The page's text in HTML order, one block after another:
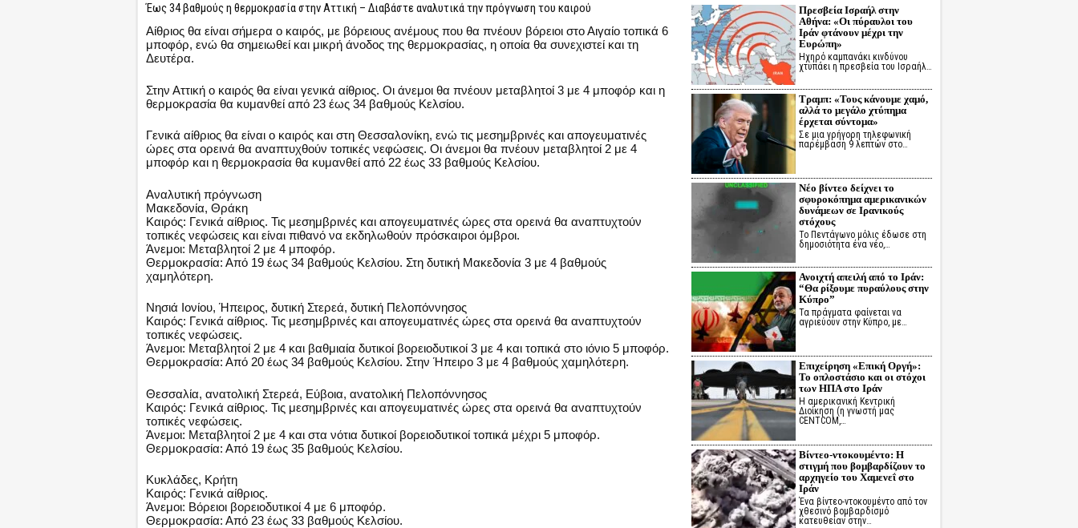
Έως 34 βαθμούς η θερμοκρασία στην Αττική – Διαβάστε αναλυτικά την πρόγνωση του καιρού
Αίθριος θα είναι σήμερα ο καιρός, με βόρειους ανέμους που θα πνέουν βόρειοι στο Αιγαίο τοπικά 6
μποφόρ, ενώ θα σημειωθεί και μικρή άνοδος της θερμοκρασίας, η οποία θα συνεχιστεί και τη
Δευτέρα.
Στην Αττική ο καιρός θα είναι γενικά αίθριος. Οι άνεμοι θα πνέουν μεταβλητοί 3 με 4 μποφόρ και η
θερμοκρασία θα κυμανθεί από 23 έως 34 βαθμούς Κελσίου.
Γενικά αίθριος θα είναι ο καιρός και στη Θεσσαλονίκη, ενώ τις μεσημβρινές και απογευματινές
ώρες στα ορεινά θα αναπτυχθούν τοπικές νεφώσεις. Οι άνεμοι θα πνέουν μεταβλητοί 2 με 4
μποφόρ και η θερμοκρασία θα κυμανθεί από 22 έως 33 βαθμούς Κελσίου.
Αναλυτική πρόγνωση
Μακεδονία, Θράκη
Καιρός: Γενικά αίθριος. Τις μεσημβρινές και απογευματινές ώρες στα ορεινά θα αναπτυχτούν
τοπικές νεφώσεις και είναι πιθανό να εκδηλωθούν πρόσκαιροι όμβροι.
Άνεμοι: Μεταβλητοί 2 με 4 μποφόρ.
Θερμοκρασία: Από 19 έως 34 βαθμούς Κελσίου. Στη δυτική Μακεδονία 3 με 4 βαθμούς
χαμηλότερη.
Νησιά Ιονίου, Ήπειρος, δυτική Στερεά, δυτική Πελοπόννησος
Καιρός: Γενικά αίθριος. Τις μεσημβρινές και απογευματινές ώρες στα ορεινά θα αναπτυχτούν
τοπικές νεφώσεις.
Άνεμοι: Μεταβλητοί 2 με 4 και βαθμιαία δυτικοί βορειοδυτικοί 3 με 4 και τοπικά στο ιόνιο 5 μποφόρ.
Θερμοκρασία: Από 20 έως 34 βαθμούς Κελσίου. Στην Ήπειρο 3 με 4 βαθμούς χαμηλότερη.
Θεσσαλία, ανατολική Στερεά, Εύβοια, ανατολική Πελοπόννησος
Καιρός: Γενικά αίθριος. Τις μεσημβρινές και απογευματινές ώρες στα ορεινά θα αναπτυχτούν
τοπικές νεφώσεις.
Άνεμοι: Μεταβλητοί 2 με 4 και στα νότια δυτικοί βορειοδυτικοί τοπικά μέχρι 5 μποφόρ.
Θερμοκρασία: Από 19 έως 35 βαθμούς Κελσίου.
Κυκλάδες, Κρήτη
Καιρός: Γενικά αίθριος.
Άνεμοι: Βόρειοι βορειοδυτικοί 4 με 6 μποφόρ.
Θερμοκρασία: Από 23 έως 33 βαθμούς Κελσίου.
Πρεσβεία Ισραήλ στην
Αθήνα: «Οι πύραυλοι του
Ιράν φτάνουν μέχρι την
Ευρώπη»
Ηχηρό καμπανάκι κινδύνου
χτυπάει η πρεσβεία του Ισραήλ…
Τραμπ: «Τους κάνουμε χαμό,
αλλά το μεγάλο χτύπημα
έρχεται σύντομα»
Σε μια γρήγορη τηλεφωνική
παρέμβαση 9 λεπτών στο…
Νέο βίντεο δείχνει το
σφυροκόπημα αμερικανικών
δυνάμεων σε Ιρανικούς
στόχους
Το Πεντάγωνο μόλις έδωσε στη
δημοσιότητα ένα νέο,…
Ανοιχτή απειλή από το Ιράν:
“Θα ρίξουμε πυραύλους στην
Κύπρο”
Τα πράγματα φαίνεται να
αγριεύουν στην Κύπρο, με…
Επιχείρηση «Επική Οργή»:
Το οπλοστάσιο και οι στόχοι
των ΗΠΑ στο Ιράν
Η αμερικανική Κεντρική
Διοίκηση (η γνωστή μας
CENTCOM,…
Βίντεο-ντοκουμέντο: Η
στιγμή που βομβαρδίζουν το
αρχηγείο του Χαμενεΐ στο
Ιράν
Ένα βίντεο-ντοκουμέντο από τον
χθεσινό βομβαρδισμό
κατευθείαν στην…